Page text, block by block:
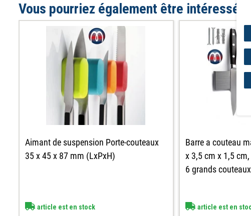
Vous pourriez également être intéressé
Aimant de suspension Porte-couteaux
35 x 45 x 87 mm (LxPxH)
article est en stock
Barre a couteau
x 3,5 cm x 1,5
6 grands couteaux
article est en